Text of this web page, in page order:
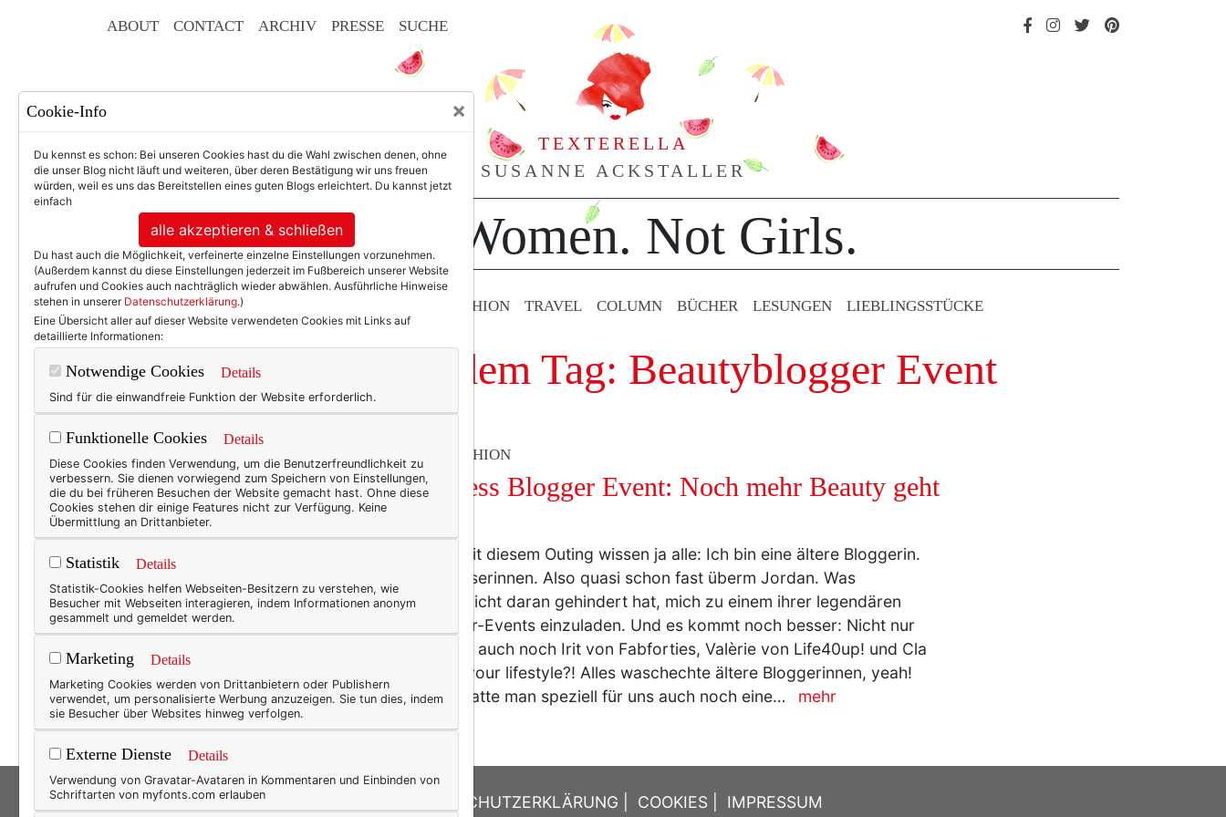
ABOUT CONTACT ARCHIV PRESSE SUCHE
TEXTERELLA
SUSANNE ACKSTALLER
For Women. Not Girls.
BEAUTY & FASHION TRAVEL COLUMN BÜCHER LESUNGEN LIEBLINGS­STÜCKE
Einträge mit dem Tag: Beautyblogger Event
BEAUTY & FASHION
Beautypress Blogger Event: Noch mehr Beauty geht
nicht!
Spätestens seit diesem Outing wissen ja alle: Ich bin eine ältere Bloggerin.
Mit älteren Leserinnen. Also quasi schon fast überm Jordan. Was
Beautypress nicht daran gehindert hat, mich zu einem ihrer legendären
Beautyblogger-Events einzuladen. Und es kommt noch besser: Nicht nur
mich, sondern auch noch Irit von Fabforties, Valèrie von Life40up! und Cla
von Glam up your lifestyle?! Alles waschechte ältere Bloggerinnen, yeah!
Netterweise hatte man speziell für uns auch noch eine…
mehr
DATENSCHUTZERKLÄRUNG COOKIES IMPRESSUM
Cookie-Info ×
Du kennst es schon: Bei unseren Cookies hast du die Wahl zwischen denen, ohne
die unser Blog nicht läuft und weiteren, über deren Bestätigung wir uns freuen
würden, weil es uns das Bereitstellen eines guten Blogs erleichtert. Du kannst jetzt
einfach
alle akzeptieren & schließen
Du hast auch die Möglichkeit, verfeinerte einzelne Einstellungen vorzunehmen.
(Außerdem kannst du diese Einstellungen jederzeit im Fußbereich unserer Website
aufrufen und Cookies auch nachträglich wieder abwählen. Ausführliche Hinweise
stehen in unserer Datenschutzerklärung.)
Eine Übersicht aller auf dieser Website verwendeten Cookies mit Links auf
detaillierte Informationen:
Notwendige Cookies Details
Sind für die einwandfreie Funktion der Website erforderlich.
Funktionelle Cookies Details
Diese Cookies finden Verwendung, um die Benutzerfreundlichkeit zu
verbessern. Sie dienen vorwiegend zum Speichern von Einstellungen,
die du bei früheren Besuchen der Website gemacht hast. Ohne diese
Cookies stehen dir einige Features nicht zur Verfügung. Keine
Übermittlung an Drittanbieter.
Statistik Details
Statistik-Cookies helfen Webseiten-Besitzern zu verstehen, wie
Besucher mit Webseiten interagieren, indem Informationen anonym
gesammelt und gemeldet werden.
Marketing Details
Marketing Cookies werden von Drittanbietern oder Publishern
verwendet, um personalisierte Werbung anzuzeigen. Sie tun dies, indem
sie Besucher über Websites hinweg verfolgen.
Externe Dienste Details
Verwendung von Gravatar-Avataren in Kommentaren und Einbinden von
Schriftarten von myfonts.com erlauben